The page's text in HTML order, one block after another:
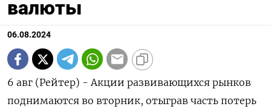
валюты
06.08.2024
6 авг (Рейтер) - Акции развивающихся рынков
поднимаются во вторник, отыграв часть потерь